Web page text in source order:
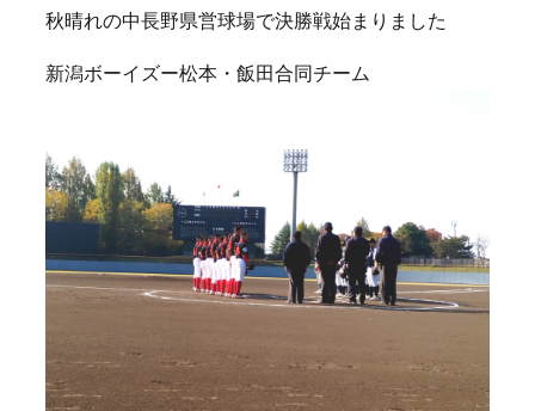
秋晴れの中長野県営球場で決勝戦始まりました
新潟ボーイズー松本・飯田合同チーム